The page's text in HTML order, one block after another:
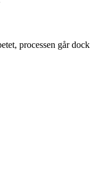
processen går dock